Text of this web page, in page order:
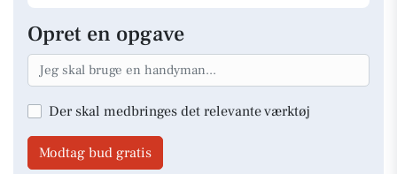
Opret en opgave
Der skal medbringes det relevante værktøj
Modtag bud gratis